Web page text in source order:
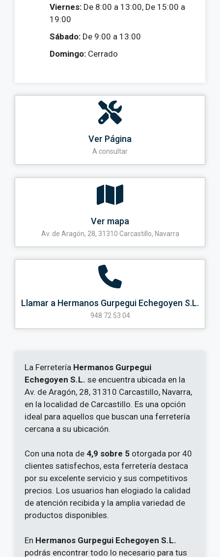
Viernes: De 8:00 a 13:00, De 15:00 a
19:00
Sábado: De 9:00 a 13:00
Domingo: Cerrado
Ver Página
A consultar
Ver mapa
Av. de Aragón, 28, 31310 Carcastillo, Navarra
Llamar a Hermanos Gurpegui Echegoyen S.L.
948 72 53 04
La Ferretería Hermanos Gurpegui
Echegoyen S.L. se encuentra ubicada en la
Av. de Aragón, 28, 31310 Carcastillo, Navarra,
en la localidad de Carcastillo. Es una opción
ideal para aquellos que buscan una ferretería
cercana a su ubicación.
Con una nota de 4,9 sobre 5 otorgada por 40
clientes satisfechos, esta ferretería destaca
por su excelente servicio y sus competitivos
precios. Los usuarios han elogiado la calidad
de atención recibida y la amplia variedad de
productos disponibles.
En Hermanos Gurpegui Echegoyen S.L.
podrás encontrar todo lo necesario para tus